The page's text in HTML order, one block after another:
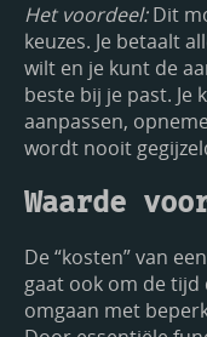
Het voordeel:Dit
keuzes. Je betaalt
wilt en je kunt de
beste bij je past.
aanpassen,
wordt nooit
Waarde
De “kosten” van
gaat ook om de
omgaan met